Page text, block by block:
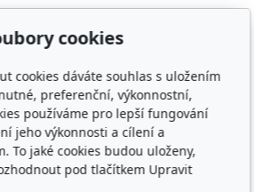
Adresa
IČ 22852778
2001874788/2010
Kontakt
info@irishcob.cz
cookies
cookies dáváte souhlas s uložením
preferenční, výkonnostní,
používáme pro lepší fungování
jeho výkonnosti a cílení a
To jaké cookies budou uloženy,
pod tlačítkem Upravit